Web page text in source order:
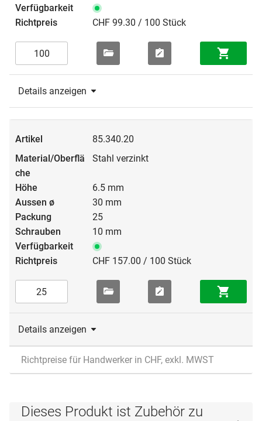
CHF 99.30 / 100 Stück
Details anzeigen
85.340.20
Stahl verzinkt
6.5 mm
30 mm
25
10 mm
CHF 157.00 / 100 Stück
Details anzeigen
Richtpreise für Handwerker in CHF, exkl. MWST
Dieses Produkt ist Zubehör zu